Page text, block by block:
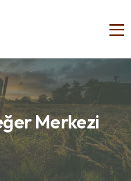
Merkezi